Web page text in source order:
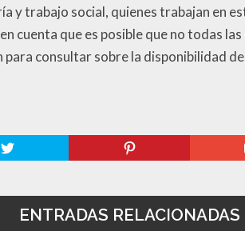
y trabajo social, quienes trabajan en
cuenta que es posible que no todas
consultar sobre la disponibilidad
ENTRADAS RELACIONADAS